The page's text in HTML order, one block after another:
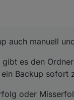
auch manuell
es den
Backup sofort
oder